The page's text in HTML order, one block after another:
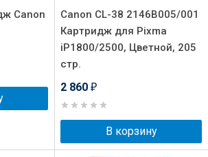
Canon
Canon CL-38 2146B005/001
Картридж для Pixma
iP1800/2500, Цветной, 205
стр.
2 860 ₽
В корзину